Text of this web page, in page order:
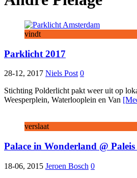
vindt
Parklicht 2017
28-12, 2017 Niels Post 0
Stichting Polderlicht pakt weer uit op
Weesperplein, Waterlooplein en Van
verslaat
Palace in Wonderland @
18-06, 2015 Jeroen Bosch 0